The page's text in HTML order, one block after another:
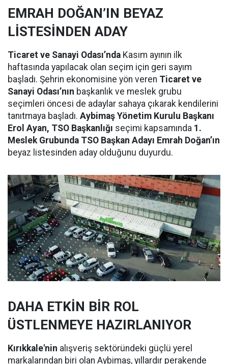
EMRAH DOĞAN’IN BEYAZ
LİSTESİNDEN ADAY
Ticaret ve Sanayi Odası’nda Kasım ayının ilk
haftasında yapılacak olan seçim için geri sayım
başladı. Şehrin ekonomisine yön veren Ticaret ve
Sanayi Odası’nın başkanlık ve meslek grubu
seçimleri öncesi de adaylar sahaya çıkarak kendilerini
tanıtmaya başladı. Aybimaş Yönetim Kurulu Başkanı
Erol Ayan, TSO Başkanlığı seçimi kapsamında 1.
Meslek Grubunda TSO Başkan Adayı Emrah Doğan’ın
beyaz listesinden aday olduğunu duyurdu.
DAHA ETKİN BİR ROL
ÜSTLENMEYE HAZIRLANIYOR
Kırıkkale'nin alışveriş sektöründeki güçlü yerel
markalarından biri olan Aybimaş, yıllardır perakende